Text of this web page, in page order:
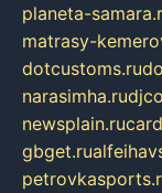
planeta-
matrasy-
dotcustoms.ru
narasimha.ru
newsplain.ru
gbget.ru